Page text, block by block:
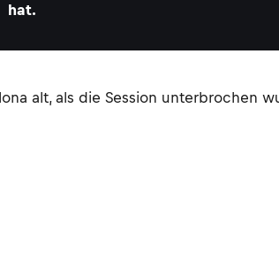
hat.
alt, als die Session unterbrochen